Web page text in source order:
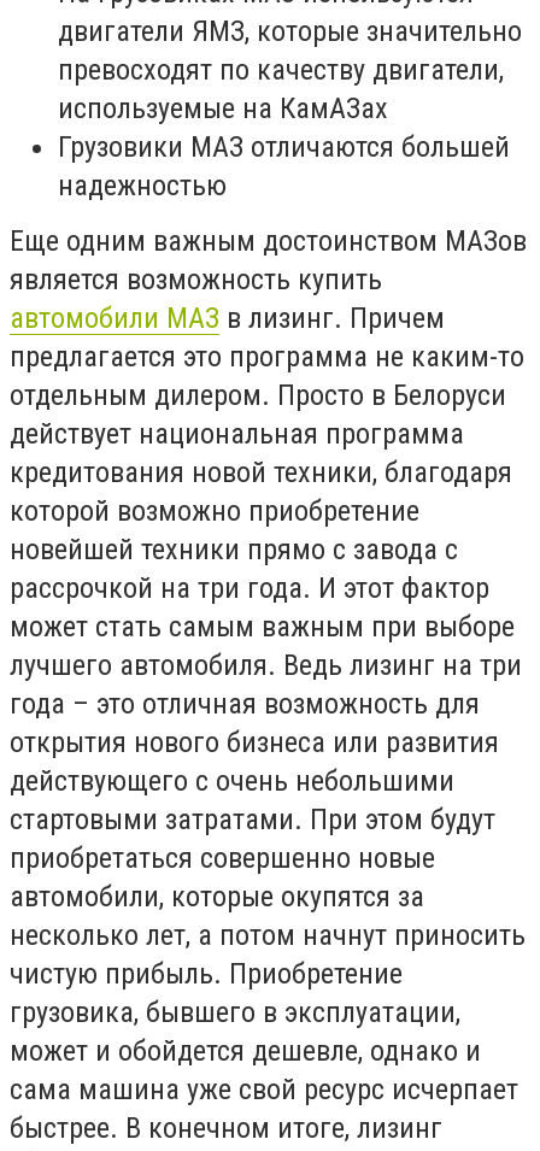
двигатели ЯМЗ, которые значительно
превосходят по качеству двигатели,
используемые на КамАЗах
Грузовики МАЗ отличаются большей
надежностью
Еще одним важным достоинством МАЗов
является возможность купить
автомобили МАЗ в лизинг. Причем
предлагается это программа не каким-то
отдельным дилером. Просто в Белоруси
действует национальная программа
кредитования новой техники, благодаря
которой возможно приобретение
новейшей техники прямо с завода с
рассрочкой на три года. И этот фактор
может стать самым важным при выборе
лучшего автомобиля. Ведь лизинг на три
года – это отличная возможность для
открытия нового бизнеса или развития
действующего с очень небольшими
стартовыми затратами. При этом будут
приобретаться совершенно новые
автомобили, которые окупятся за
несколько лет, а потом начнут приносить
чистую прибыль. Приобретение
грузовика, бывшего в эксплуатации,
может и обойдется дешевле, однако и
сама машина уже свой ресурс исчерпает
быстрее. В конечном итоге, лизинг